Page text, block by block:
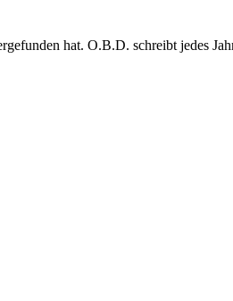
hat. O.B.D. schreibt jedes